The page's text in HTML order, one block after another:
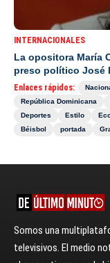
INTERNACIONALES
La opositora María
preso político José
Enlaces rápidos:
República Dominicana
Deportes
Estilo
Béisbol
portada
Somos una
televisivos. El medio